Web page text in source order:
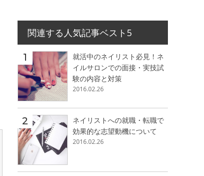
関連する人気記事ベスト5
就活中のネイリスト必見！ネ
イルサロンでの面接・実技試
験の内容と対策
2016.02.26
ネイリストへの就職・転職で
効果的な志望動機について
2016.02.26